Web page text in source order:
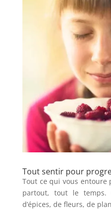
Tout sentir pour
Tout ce qui vous
partout, tout le temps.
d’épices, de fleurs, de